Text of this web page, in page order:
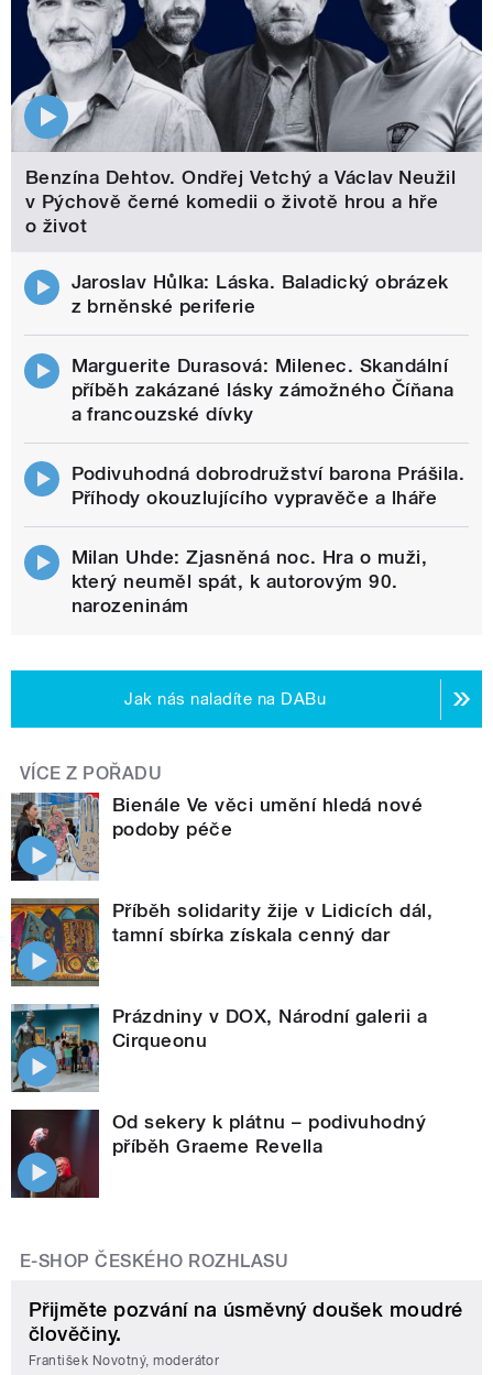
Benzína Dehtov. Ondřej Vetchý a Václav Neužil
v Pýchově černé komedii o životě hrou a hře
o život
Jaroslav Hůlka: Láska. Baladický obrázek
z brněnské periferie
Marguerite Durasová: Milenec. Skandální
příběh zakázané lásky zámožného Číňana
a francouzské dívky
Podivuhodná dobrodružství barona Prášila.
Příhody okouzlujícího vypravěče a lháře
Milan Uhde: Zjasněná noc. Hra o muži,
který neuměl spát, k autorovým 90.
narozeninám
Jak nás naladíte na DABu
VÍCE Z POŘADU
Bienále Ve věci umění hledá nové
podoby péče
Příběh solidarity žije v Lidicích dál,
tamní sbírka získala cenný dar
Prázdniny v DOX, Národní galerii a
Cirqueonu
Od sekery k plátnu – podivuhodný
příběh Graeme Revella
E-SHOP ČESKÉHO ROZHLASU
Přijměte pozvání na úsměvný doušek moudré
člověčiny.
František Novotný, moderátor